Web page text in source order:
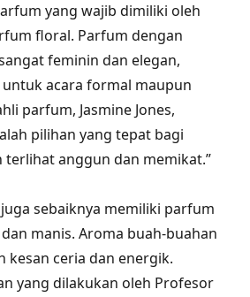
yang wajib dimiliki oleh
floral. Parfum dengan
feminin dan elegan,
acara formal maupun
parfum, Jasmine Jones,
pilihan yang tepat bagi
terlihat anggun dan memikat.”
sebaiknya memiliki parfum
manis. Aroma buah-buahan
kesan ceria dan energik.
yang dilakukan oleh Profesor